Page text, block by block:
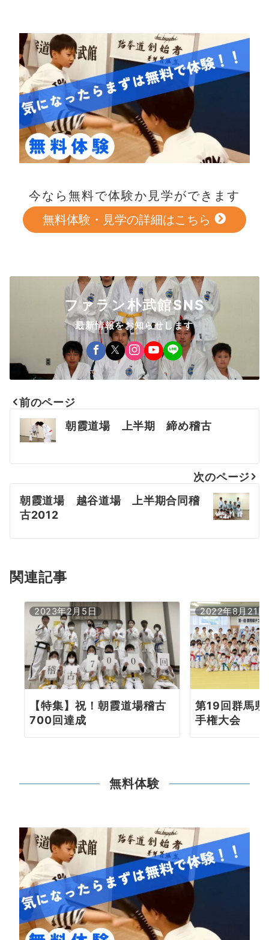
今なら無料で体験か見学ができます
無料体験・見学の詳細はこちら
ファラン朴武館SNS
最新情報をお知らせします
投
稿
ナ
ビ
ゲ
ョ
ン
前のページ
朝霞道場 上半期 締め稽古
次のページ
朝霞道場 越谷道場 上半期合同稽
古2012
関連記事
2023年2月5日
【特集】祝！朝霞道場稽古
700回達成
2022年8月21日
第19回群馬
手権大会
無料体験